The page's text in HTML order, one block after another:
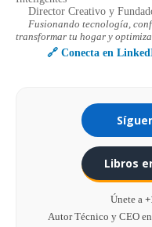
Director Creativo y
Fusionando tecnología,
transformar tu hogar y
🔗 Conecta en
Libros
Únete a
Autor Técnico y CEO en